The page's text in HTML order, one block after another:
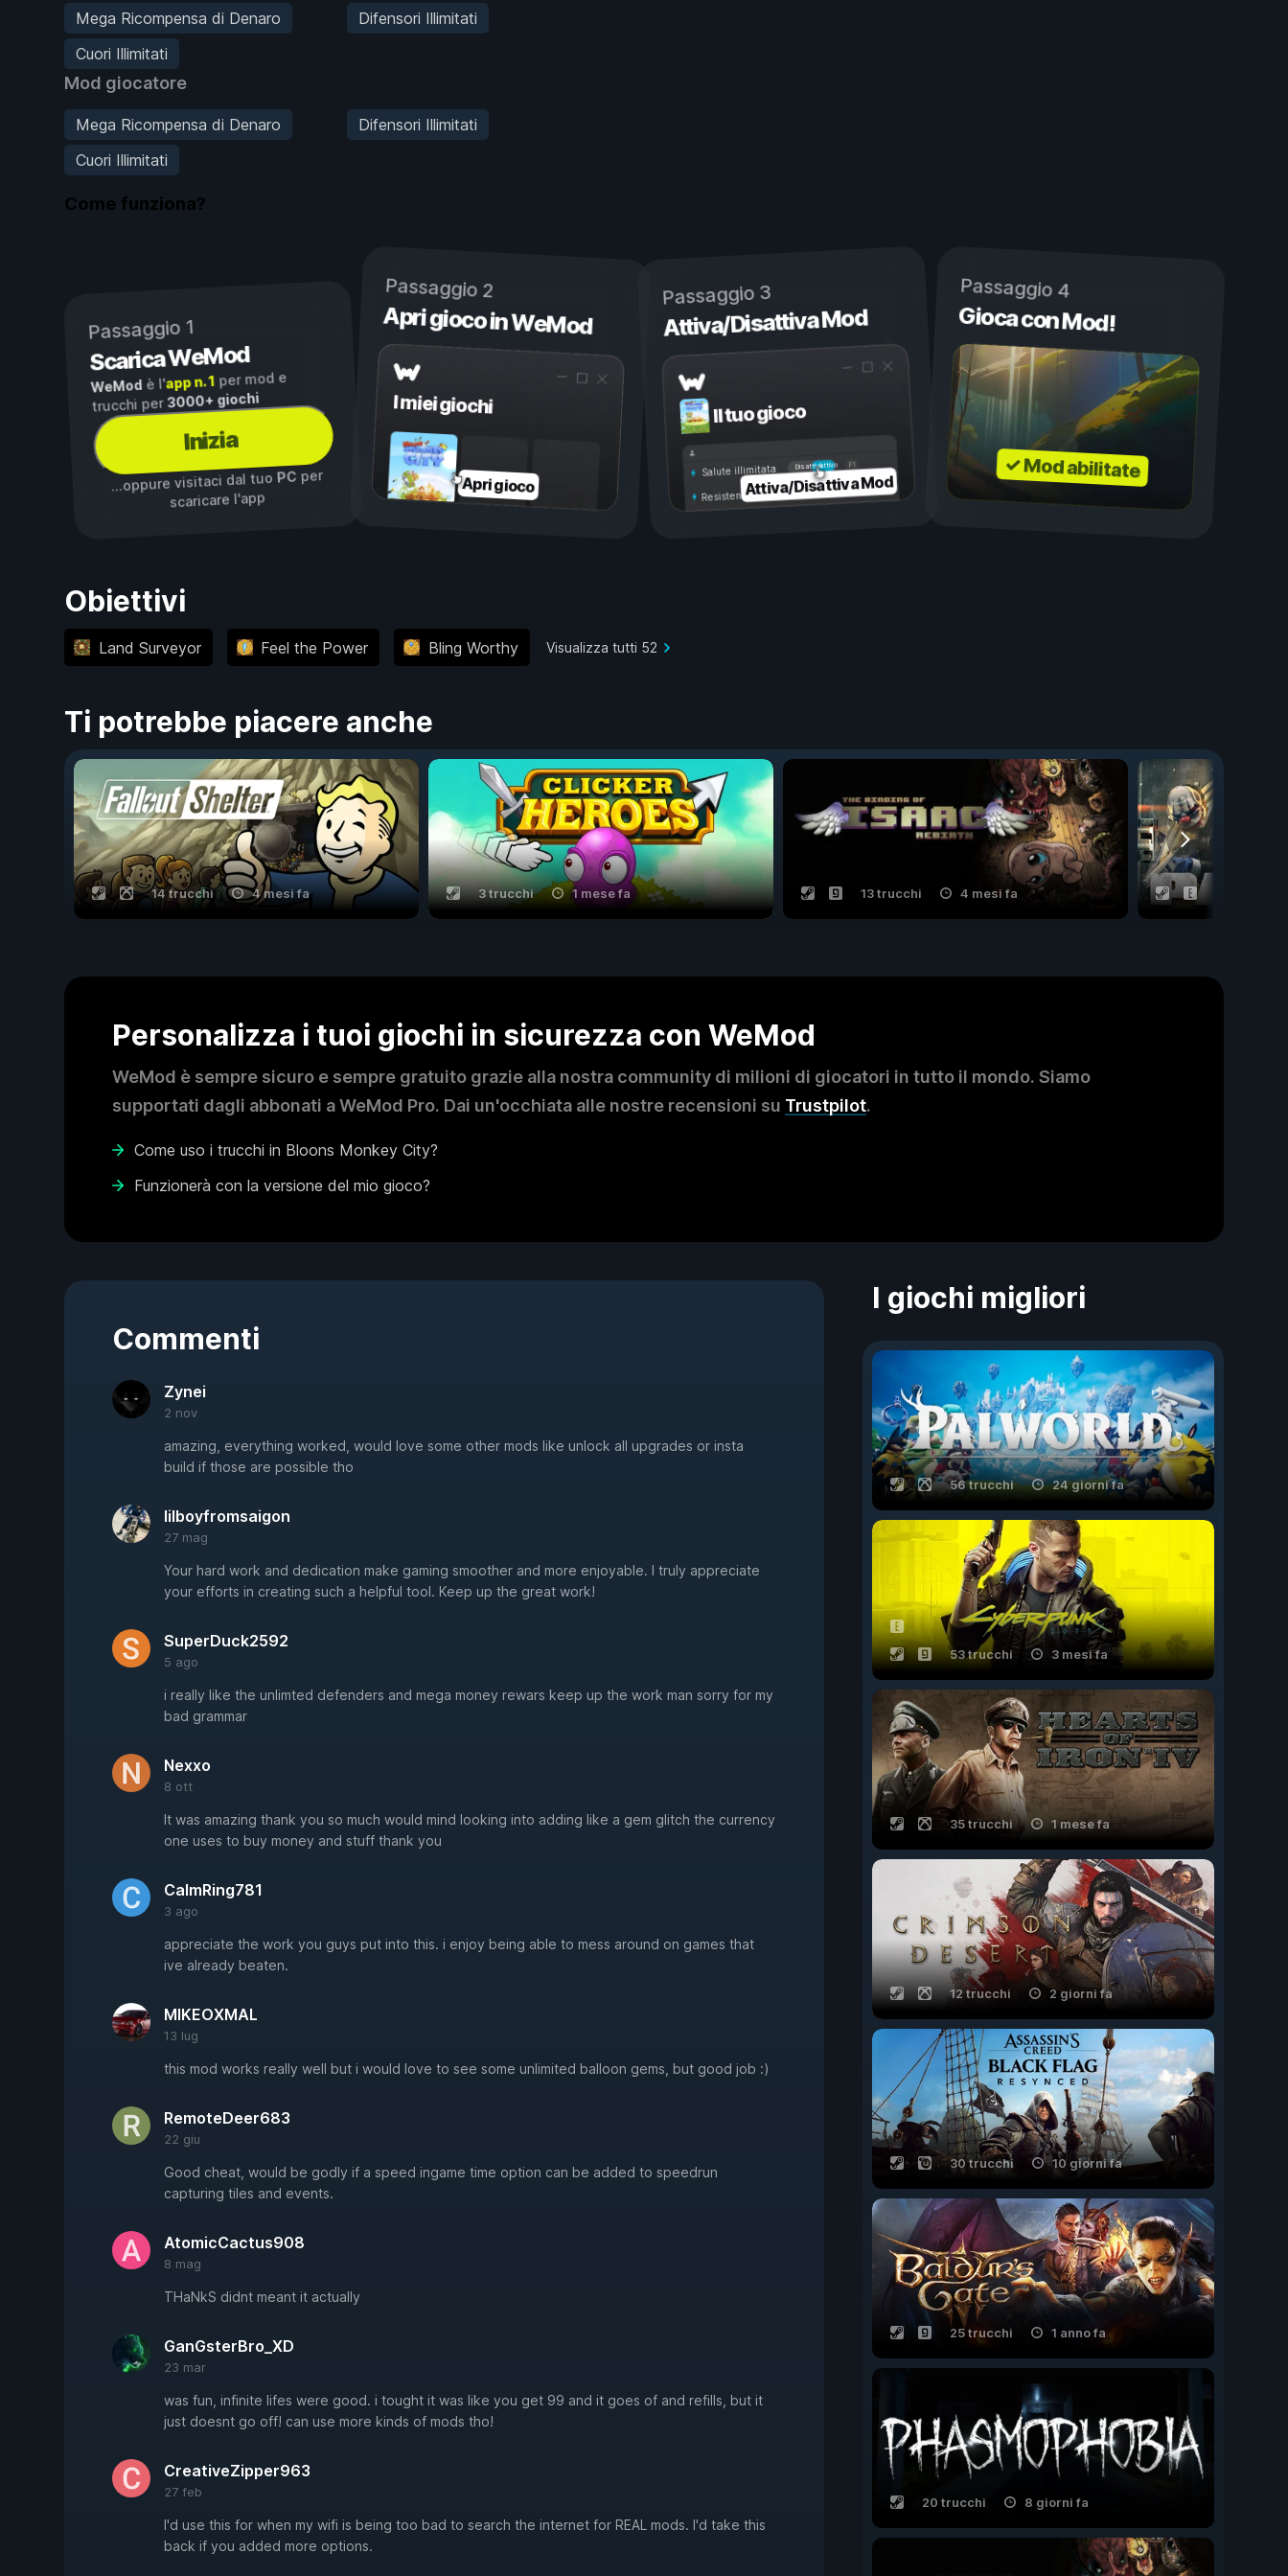
Mega Ricompensa di Denaro
Difensori Illimitati
Cuori Illimitati
Mod giocatore
Mega Ricompensa di Denaro
Difensori Illimitati
Cuori Illimitati
Come funziona?
Passaggio 1
Scarica WeMod
WeMod è l'app n. 1per mod e
trucchi per3000+ giochi
Inizia
...oppure visitaci dal tuo PCper
scaricare l'app
Passaggio 2
Apri gioco in WeMod
I miei giochi
Apri gioco
Passaggio 3
Attiva/Disattiva Mod
Il tuo gioco
Attivo
Disattivo
Salute illimitata
Resistenza illimitata
Attiva/Disattiva Mod
Passaggio 4
Gioca con Mod!
✓ Mod abilitate
Obiettivi
Land Surveyor Feel the Power Bling Worthy Visualizza tutti 52
Ti potrebbe piacere anche
14 trucchi 4 mesi fa 3 trucchi 1 mese fa 13 trucchi 4 mesi fa
Personalizza i tuoi giochi in sicurezza con WeMod
WeMod è sempre sicuro e sempre gratuito grazie alla nostra community di milioni di giocatori in tutto il mondo. Siamo
supportati dagli abbonati a WeMod Pro. Dai un'occhiata alle nostre recensioni su Trustpilot.
Come uso i trucchi in Bloons Monkey City?
Funzionerà con la versione del mio gioco?
Commenti
Zynei
2 nov
amazing, everything worked, would love some other mods like unlock all upgrades or insta
build if those are possible tho
lilboyfromsaigon
27 mag
Your hard work and dedication make gaming smoother and more enjoyable. I truly appreciate
your efforts in creating such a helpful tool. Keep up the great work!
SuperDuck2592
5 ago
i really like the unlimted defenders and mega money rewars keep up the work man sorry for my
bad grammar
Nexxo
8 ott
It was amazing thank you so much would mind looking into adding like a gem glitch the currency
one uses to buy money and stuff thank you
CalmRing781
3 ago
appreciate the work you guys put into this. i enjoy being able to mess around on games that
ive already beaten.
MIKEOXMAL
13 lug
this mod works really well but i would love to see some unlimited balloon gems, but good job :)
RemoteDeer683
22 giu
Good cheat, would be godly if a speed ingame time option can be added to speedrun
capturing tiles and events.
AtomicCactus908
8 mag
THaNkS didnt meant it actually
GanGsterBro_XD
23 mar
was fun, infinite lifes were good. i tought it was like you get 99 and it goes of and refills, but it
just doesnt go off! can use more kinds of mods tho!
CreativeZipper963
27 feb
I'd use this for when my wifi is being too bad to search the internet for REAL mods. I'd take this
back if you added more options.
I giochi migliori
56 trucchi 24 giorni fa
53 trucchi 3 mesi fa
35 trucchi 1 mese fa
12 trucchi 2 giorni fa
30 trucchi 10 giorni fa
25 trucchi 1 anno fa
20 trucchi 8 giorni fa